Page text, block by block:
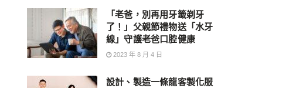
「老爸，別再用牙籤剃牙
了！」父親節禮物送「水牙
線」守護老爸口腔健康
2023 年 8 月 4 日
設計、製造一條龍客製化服